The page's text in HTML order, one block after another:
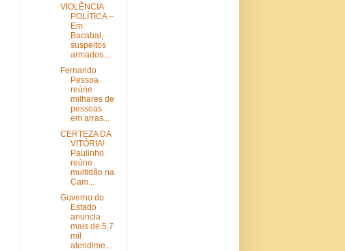
VIOLÊNCIA
POLÍTICA –
Em
Bacabal,
suspeitos
armados...
Fernando
Pessoa
reúne
milhares de
pessoas
em arras...
CERTEZA DA
VITÓRIA!
Paulinho
reúne
multidão na
Cam...
Governo do
Estado
anuncia
mais de 5,7
mil
atendime...